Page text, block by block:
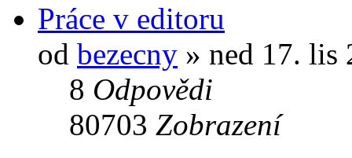
Práce v editoru
od bezecny » ned 17. lis
8 Odpovědi
80703 Zobrazení